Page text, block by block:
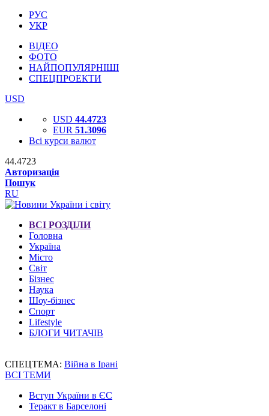
РУС
УКР
ВІДЕО
ФОТО
НАЙПОПУЛЯРНІШІ
СПЕЦПРОЕКТИ
USD
USD 44.4723
EUR 51.3096
Всі курси валют
44.4723
Авторизація
Пошук
RU
ВСІ РОЗДІЛИ
Головна
Україна
Місто
Світ
Бізнес
Наука
Шоу-бізнес
Спорт
Lifestyle
БЛОГИ ЧИТАЧІВ
СПЕЦТЕМА: Війна в Ірані
ВСІ ТЕМИ
Вступ України в ЄС
Теракт в Барселоні